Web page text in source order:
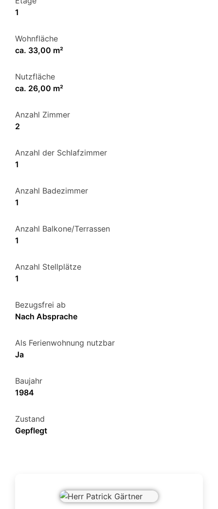
1
Wohnfläche
ca. 33,00 m²
Nutzfläche
ca. 26,00 m²
Anzahl Zimmer
2
Anzahl der Schlafzimmer
1
Anzahl Badezimmer
1
Anzahl Balkone/Terrassen
1
Anzahl Stellplätze
1
Bezugsfrei ab
Nach Absprache
Als Ferienwohnung nutzbar
Ja
Baujahr
1984
Zustand
Gepflegt